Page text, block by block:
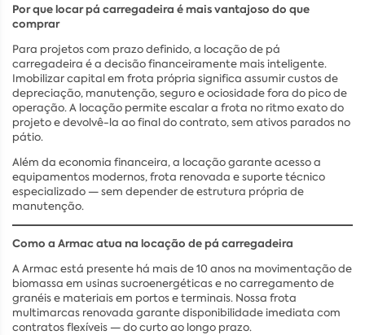
Por que locar pá carregadeira é mais vantajoso do que
comprar
Para projetos com prazo definido, a locação de pá
carregadeira é a decisão financeiramente mais inteligente.
Imobilizar capital em frota própria significa assumir custos de
depreciação, manutenção, seguro e ociosidade fora do pico de
operação. A locação permite escalar a frota no ritmo exato do
projeto e devolvê-la ao final do contrato, sem ativos parados no
pátio.
Além da economia financeira, a locação garante acesso a
equipamentos modernos, frota renovada e suporte técnico
especializado — sem depender de estrutura própria de
manutenção.
Como a Armac atua na locação de pá carregadeira
A Armac está presente há mais de 10 anos na movimentação de
biomassa em usinas sucroenergéticas e no carregamento de
granéis e materiais em portos e terminais. Nossa frota
multimarcas renovada garante disponibilidade imediata com
contratos flexíveis — do curto ao longo prazo.